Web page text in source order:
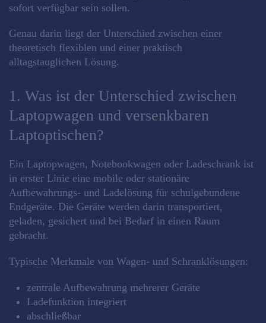
sofort verfügbar sein sollen.
Genau darin liegt der Unterschied zwischen einer
theoretisch flexiblen und einer praktisch
alltagstauglichen Lösung.
1. Was ist der Unterschied zwischen
Laptopwagen und versenkbaren
Laptoptischen?
Ein Laptopwagen, Notebookwagen oder Ladeschrank ist
in erster Linie eine mobile oder stationäre
Aufbewahrungs- und Ladelösung für schulgebundene
Endgeräte. Die Geräte werden darin transportiert,
geladen, gesichert und bei Bedarf in einen Raum
gebracht.
Typische Merkmale von Wagen- und Schranklösungen:
zentrale Aufbewahrung mehrerer Geräte
Ladefunktion integriert
abschließbar